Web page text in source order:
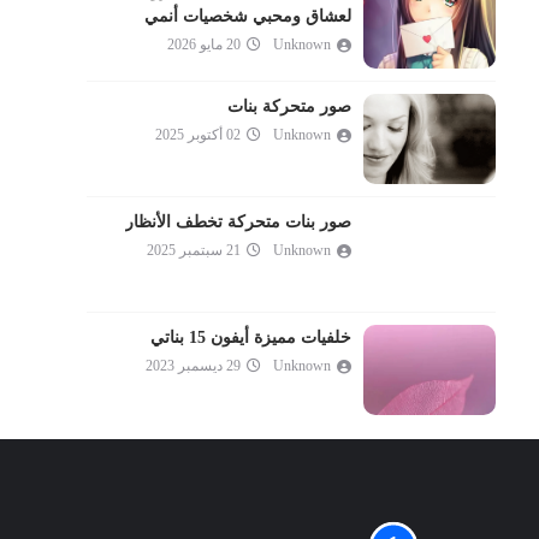
لعشاق ومحبي شخصيات أنمي
Unknown 20 مايو 2026
صور متحركة بنات
Unknown 02 أكتوبر 2025
صور بنات متحركة تخطف الأنظار
Unknown 21 سبتمبر 2025
خلفيات مميزة أيفون 15 بناتي
Unknown 29 ديسمبر 2023